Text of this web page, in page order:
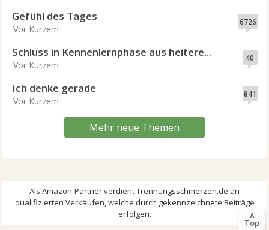
6726
Gefühl des Tages
Vor Kurzem
40
Schluss in Kennenlernphase aus heitere...
Vor Kurzem
841
Ich denke gerade
Vor Kurzem
Mehr neue Themen
∧
Top